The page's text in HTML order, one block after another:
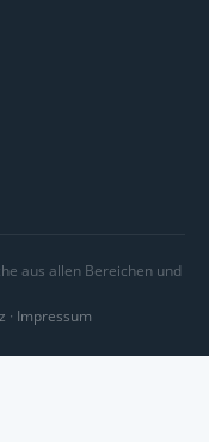
aus allen Bereichen und
· Impressum